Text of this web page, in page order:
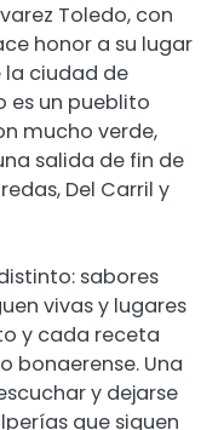
Toledo, con
honor a su lugar
la ciudad de
es un pueblito
mucho verde,
salida de fin de
Del Carril y
sabores
vivas y lugares
y cada receta
bonaerense. Una
y dejarse
que siguen